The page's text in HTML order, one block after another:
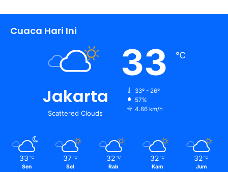
Cuaca Hari Ini
Jakarta
Scattered Clouds
33 ℃
33º - 26º
57%
4.66 km/h
33 ℃
Sen
37 ℃
Sel
32 ℃
Rab
32 ℃
Kam
32 ℃
Jum